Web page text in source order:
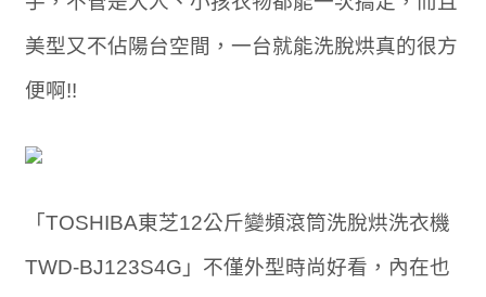
美型又不佔陽台空間，一台就能洗脫烘真的很方
便啊!!
「TOSHIBA東芝12公斤變頻滾筒洗脫烘洗衣機
TWD-BJ123S4G」不僅外型時尚好看，內在也